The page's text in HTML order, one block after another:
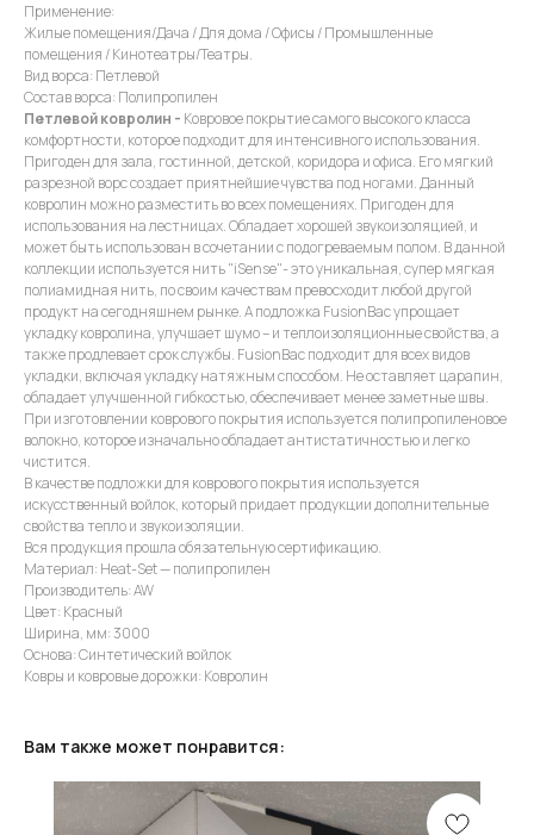
Применение:
Жилые помещения/Дача / Для дома / Офисы / Промышленные
помещения / Кинотеатры/Театры.
Вид ворса: Петлевой
Состав ворса: Полипропилен
Петлевой ковролин - Ковровое покрытие самого высокого класса
комфортности, которое подходит для интенсивного использования.
Пригоден для зала, гостинной, детской, коридора и офиса. Его мягкий
разрезной ворс создает приятнейшие чувства под ногами. Данный
ковролин можно разместить во всех помещениях. Пригоден для
использования на лестницах. Обладает хорошей звукоизоляцией, и
может быть использован в сочетании с подогреваемым полом. В данной
коллекции используется нить "iSense"- это уникальная, супер мягкая
полиамидная нить, по своим качествам превосходит любой другой
продукт на сегодняшнем рынке. А подложка FusionBac упрощает
укладку ковролина, улучшает шумо – и теплоизоляционные свойства, а
также продлевает срок службы. FusionBac подходит для всех видов
укладки, включая укладку натяжным способом. Не оставляет царапин,
обладает улучшенной гибкостью, обеспечивает менее заметные швы.
При изготовлении коврового покрытия используется полипропиленовое
волокно, которое изначально обладает антистатичностью и легко
чистится.
В качестве подложки для коврового покрытия используется
искусственный войлок, который придает продукции дополнительные
свойства тепло и звукоизоляции.
Вся продукция прошла обязательную сертификацию.
Материал: Heat-Set — полипропилен
Производитель: AW
Цвет: Красный
Ширина, мм: 3000
Основа: Синтетический войлок
Ковры и ковровые дорожки: Ковролин
Вам также может понравится: